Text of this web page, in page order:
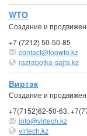
WTO
Создание и
+7 (7212) 50-50-85
contact@toowto.kz
razrabotka-sajta.kz
Виртэк
Создание и
+7(7152)62-50-63,
info@virtech.kz
virtech.kz